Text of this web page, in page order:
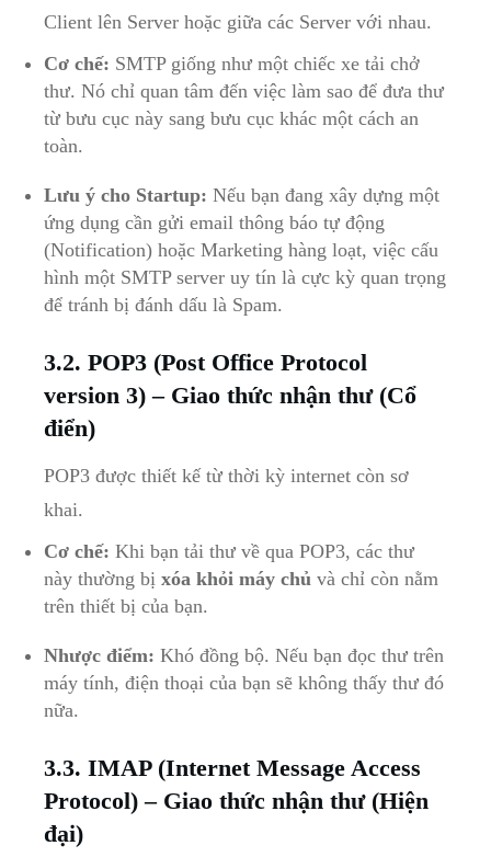
Client lên Server hoặc giữa các Server với nhau.
Cơ chế: SMTP giống như một chiếc xe tải chở
thư. Nó chỉ quan tâm đến việc làm sao để đưa thư
từ bưu cục này sang bưu cục khác một cách an
toàn.
Lưu ý cho Startup: Nếu bạn đang xây dựng một
ứng dụng cần gửi email thông báo tự động
(Notification) hoặc Marketing hàng loạt, việc cấu
hình một SMTP server uy tín là cực kỳ quan trọng
để tránh bị đánh dấu là Spam.
3.2. POP3 (Post Office Protocol
version 3) – Giao thức nhận thư (Cổ
điển)
POP3 được thiết kế từ thời kỳ internet còn sơ
khai.
Cơ chế: Khi bạn tải thư về qua POP3, các thư
này thường bị xóa khỏi máy chủ và chỉ còn nằm
trên thiết bị của bạn.
Nhược điểm: Khó đồng bộ. Nếu bạn đọc thư trên
máy tính, điện thoại của bạn sẽ không thấy thư đó
nữa.
3.3. IMAP (Internet Message Access
Protocol) – Giao thức nhận thư (Hiện
đại)